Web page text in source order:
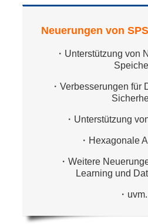
Neuerungen von
・Unterstützung von
・Verbesserungen für
・Unterstützung
・Hexagonale
・Weitere
Learning und
・uvm.